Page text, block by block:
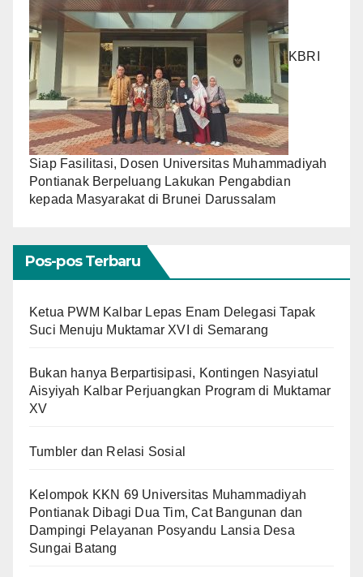
KBRI
Siap Fasilitasi, Dosen Universitas Muhammadiyah
Pontianak Berpeluang Lakukan Pengabdian
kepada Masyarakat di Brunei Darussalam
Pos-pos Terbaru
Ketua PWM Kalbar Lepas Enam Delegasi Tapak
Suci Menuju Muktamar XVI di Semarang
Bukan hanya Berpartisipasi, Kontingen Nasyiatul
Aisyiyah Kalbar Perjuangkan Program di Muktamar
XV
Tumbler dan Relasi Sosial
Kelompok KKN 69 Universitas Muhammadiyah
Pontianak Dibagi Dua Tim, Cat Bangunan dan
Dampingi Pelayanan Posyandu Lansia Desa
Sungai Batang